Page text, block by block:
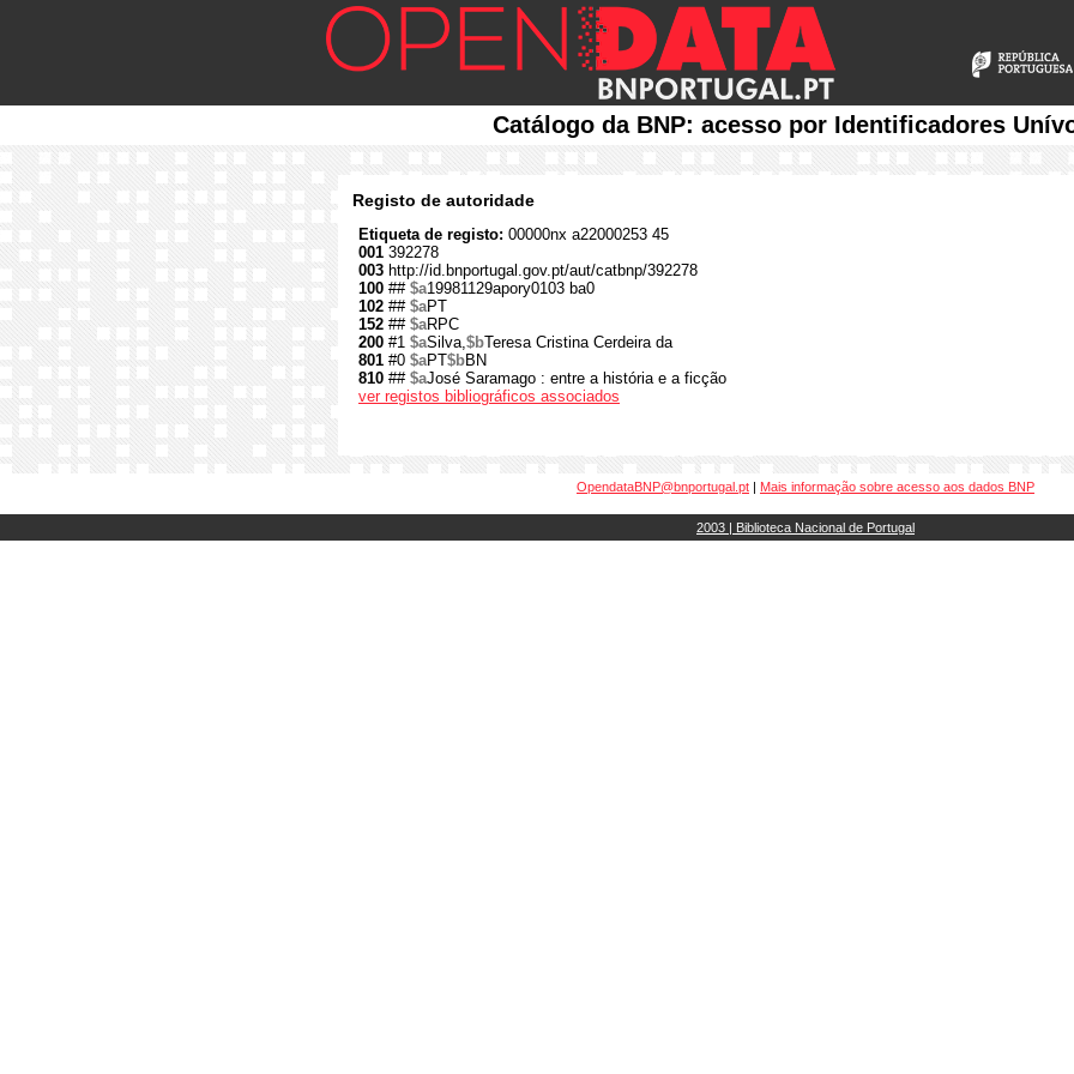
Catálogo da BNP: acesso por Identificadores
Registo de autoridade
Etiqueta de registo: 00000nx a22000253 45
001 392278
003 http://id.bnportugal.gov.pt/aut/catbnp/392278
100 ## $a19981129apory0103 ba0
102 ## $aPT
152 ## $aRPC
200 #1 $aSilva,$bTeresa Cristina Cerdeira da
801 #0 $aPT$bBN
810 ## $aJosé Saramago : entre a história e a ficção
ver registos bibliográficos associados
OpendataBNP@bnportugal.pt | Mais informação sobre acesso aos dados BNP
2003 | Biblioteca Nacional de Portugal